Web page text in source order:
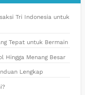
Tri Indonesia untuk
Tepat untuk Bermain
Hingga Menang Besar
Lengkap